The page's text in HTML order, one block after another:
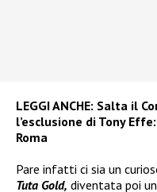
LEGGI ANCHE: Salta il
l’esclusione di Tony
Roma
Pare infatti ci sia un
Tuta Gold, diventata poi